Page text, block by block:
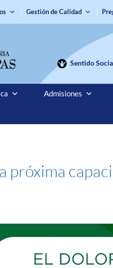
Gestión de Calidad
Sentido
Admisiones
próxima